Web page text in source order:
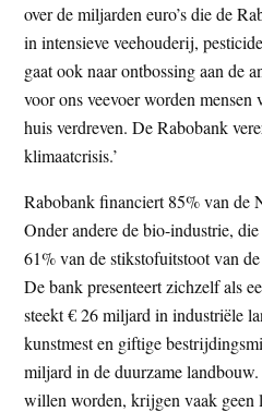
over de miljarden euro’s die de
in intensieve veehouderij,
gaat ook naar ontbossing aan de
voor ons veevoer worden
huis verdreven. De Rabobank
klimaatcrisis.’
Rabobank financiert 85% van de
Onder andere de bio-industrie,
61% van de stikstofuitstoot van
De bank presenteert zichzelf als
steekt € 26 miljard in industriële
kunstmest en giftige
miljard in de duurzame
willen worden, krijgen vaak